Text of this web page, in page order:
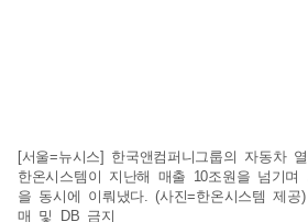
[서울=뉴시스] 한국앤컴퍼니그룹의 자동차
한온시스템이 지난해 매출 10조원을 넘기
을 동시에 이뤄냈다. (사진=한온시스템 제
매 및 DB 금지